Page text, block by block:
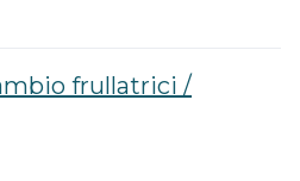
frullatrici /